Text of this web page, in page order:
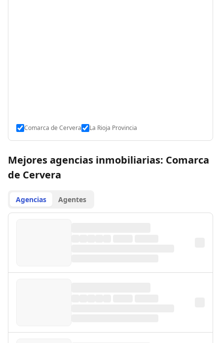
Comarca de Cervera La Rioja Provincia
Mejores agencias inmobiliarias: Comarca
de Cervera
Agencias Agentes